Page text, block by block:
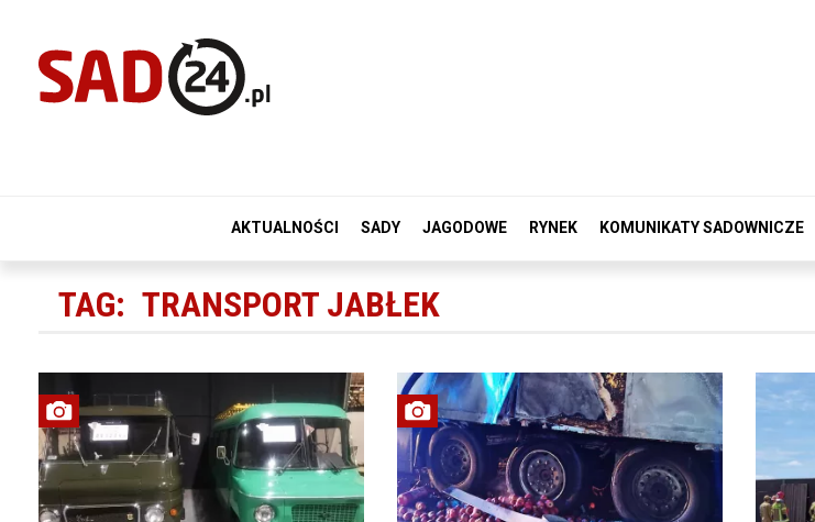
AKTUALNOŚCI SADY JAGODOWE RYNEK KOMUNIKATY SADOWNICZE
TAG: TRANSPORT JABŁEK